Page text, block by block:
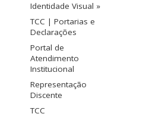
Identidade Visual »
TCC | Portarias e
Declarações
Portal de
Atendimento
Institucional
Representação
Discente
TCC